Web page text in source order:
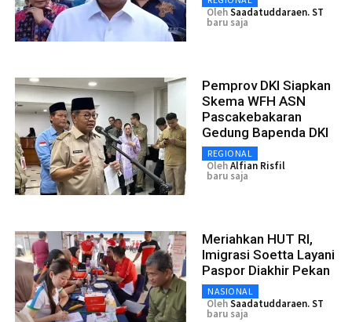
OlehSaadatuddaraen. ST
baru saja
Pemprov DKI Siapkan
Skema WFH ASN
Pascakebakaran
Gedung Bapenda DKI
REGIONAL
OlehAlfian Risfil
baru saja
Meriahkan HUT RI,
Imigrasi Soetta Layani
Paspor Diakhir Pekan
NASIONAL
OlehSaadatuddaraen. ST
baru saja